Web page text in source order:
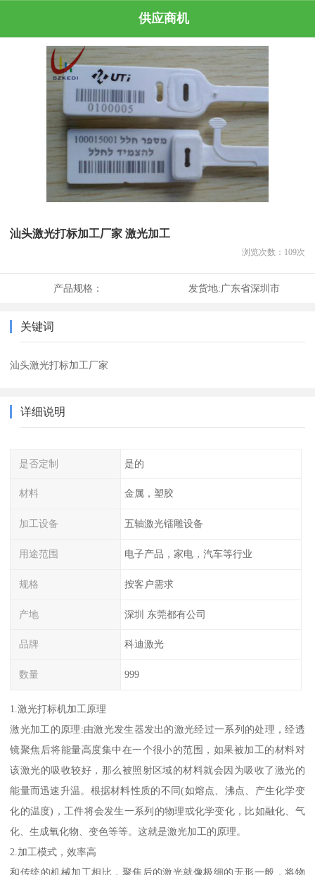
供应商机
汕头激光打标加工厂家 激光加工
浏览次数： 109次
产品规格： 发货地:广东省深圳市
关键词
汕头激光打标加工厂家
详细说明
是否定制 是的
材料 金属，塑胶
加工设备 五轴激光镭雕设备
用途范围 电子产品，家电，汽车等行业
规格 按客户需求
产地 深圳 东莞都有公司
品牌 科迪激光
数量 999
1.激光打标机加工原理
激光加工的原理:由激光发生器发出的激光经过一系列的处理，经透
镜聚焦后将能量高度集中在一个很小的范围，如果被加工的材料对
该激光的吸收较好，那么被照射区域的材料就会因为吸收了激光的
能量而迅速升温。根据材料性质的不同(如熔点、沸点、产生化学变
化的温度)，工件将会发生一系列的物理或化学变化，比如融化、气
化、生成氧化物、变色等等。这就是激光加工的原理。
2.加工模式，效率高
和传统的机械加工相比，聚焦后的激光就像极细的无形一般，将物